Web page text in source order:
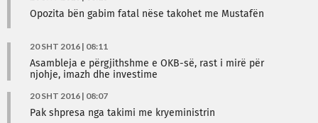
Opozita bën gabim fatal nëse takohet me Mustafën
20 SHT 2016 | 08:11
Asambleja e përgjithshme e OKB-së, rast i mirë për
njohje, imazh dhe investime
20 SHT 2016 | 08:07
Pak shpresa nga takimi me kryeministrin